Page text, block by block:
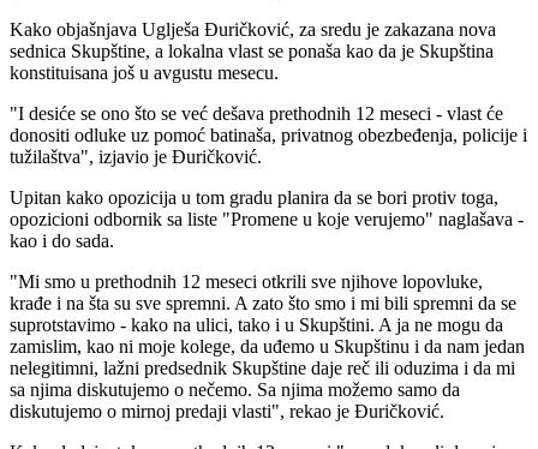
Kako objašnjava Uglješa Đuričković, za sredu je zakazana nova
sednica Skupštine, a lokalna vlast se ponaša kao da je Skupština
konstituisana još u avgustu mesecu.
"I desiće se ono što se već dešava prethodnih 12 meseci - vlast će
donositi odluke uz pomoć batinaša, privatnog obezbeđenja, policije i
tužilaštva", izjavio je Đuričković.
Upitan kako opozicija u tom gradu planira da se bori protiv toga,
opozicioni odbornik sa liste "Promene u koje verujemo" naglašava -
kao i do sada.
"Mi smo u prethodnih 12 meseci otkrili sve njihove lopovluke,
krađe i na šta su sve spremni. A zato što smo i mi bili spremni da se
suprotstavimo - kako na ulici, tako i u Skupštini. A ja ne mogu da
zamislim, kao ni moje kolege, da uđemo u Skupštinu i da nam jedan
nelegitimni, lažni predsednik Skupštine daje reč ili oduzima i da mi
sa njima diskutujemo o nečemo. Sa njima možemo samo da
diskutujemo o mirnoj predaji vlasti", rekao je Đuričković.